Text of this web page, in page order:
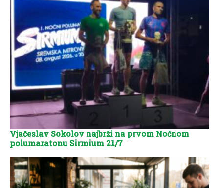
Vjačeslav Sokolov najbrži na prvom Noćnom
polumaratonu Sirmium 21/7